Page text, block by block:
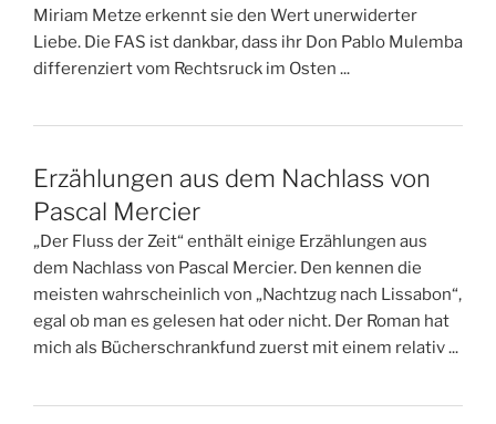
Miriam Metze erkennt sie den Wert unerwiderter
Liebe. Die FAS ist dankbar, dass ihr Don Pablo Mulemba
differenziert vom Rechtsruck im Osten ...
Erzählungen aus dem Nachlass von
Pascal Mercier
„Der Fluss der Zeit“ enthält einige Erzählungen aus
dem Nachlass von Pascal Mercier. Den kennen die
meisten wahrscheinlich von „Nachtzug nach Lissabon“,
egal ob man es gelesen hat oder nicht. Der Roman hat
mich als Bücherschrankfund zuerst mit einem relativ ...